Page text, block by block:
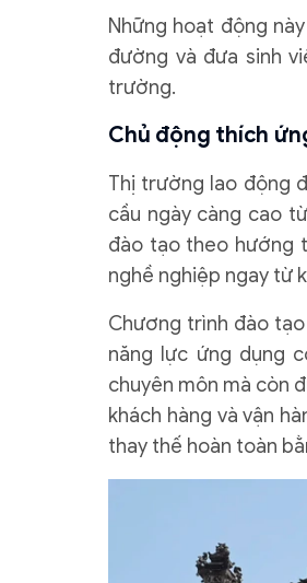
Những hoạt động
đường và đưa sinh
trường.
Chủ động thích
Thị trường lao động
cầu ngày càng cao
đào tạo theo hướng
nghề nghiệp ngay từ
Chương trình đào
năng lực ứng dụng
chuyên môn mà còn
khách hàng và vận
thay thế hoàn toàn